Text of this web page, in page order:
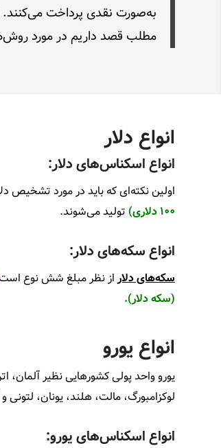
به‌صورت نقدی پرداخت می‌کنند.
مطلب قصد داریم در مورد
انواع دلار
انواع اسکناس‌های دلار:
اولین نکته‌ای که باید در مورد تشخیص
۱۰۰ دلاری)
تولید می‌شوند.
انواع سکه‌های دلار:
سکه‌های دلاراز نظر مبلغ شش نوع
(سکه دلار).
انواع یورو
یورو واحد پولی کشورهایی نظیر آلمان،
لوکزامبورگ، مالت، هلند، یونان، لتونی و
انواع اسکناس‌های یورو: